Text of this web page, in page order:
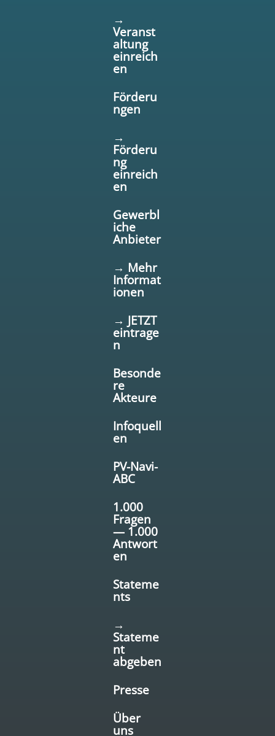
→
Veranst
altung
einreich
en
Förderu
ngen
→
Förderu
ng
einreich
en
Gewerbl
iche
Anbieter
→ Mehr
Informat
ionen
→ JETZT
eintrage
n
Besonde
re
Akteure
Infoquell
en
PV-Navi-
ABC
1.000
Fragen
— 1.000
Antwort
en
Stateme
nts
→
Stateme
nt
abgeben
Presse
Über
uns